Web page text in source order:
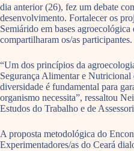
dia anterior (26), fez um debate
desenvolvimento. Fortalecer os
Semiárido em bases
compartilharam os/as participantes.
“Um dos princípios da
Segurança Alimentar e Nutricional
diversidade é fundamental para
organismo necessita”, ressaltou
Estudos do Trabalho e de
A proposta metodológica do
Experimentadores/as do Ceará